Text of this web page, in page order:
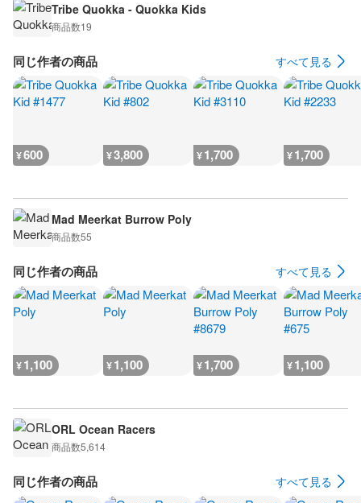
Tribe Quokka - Quokka Kids
商品数19
同じ作者の商品 すべて見る
¥600 ¥3,800 ¥1,700 ¥1,700
Mad Meerkat Burrow Poly
商品数55
同じ作者の商品 すべて見る
¥1,100 ¥1,100 ¥1,700 ¥1,100
ORL Ocean Racers
商品数5,614
同じ作者の商品 すべて見る